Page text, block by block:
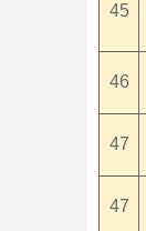
45
46
47
47